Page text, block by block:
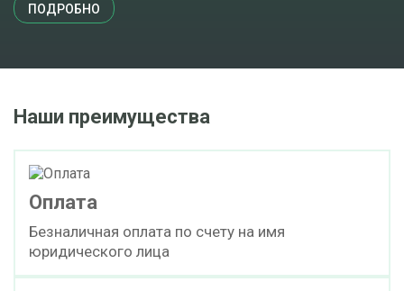
ПОДРОБНО
Наши преимущества
Оплата
Безналичная оплата по счету на имя
юридического лица